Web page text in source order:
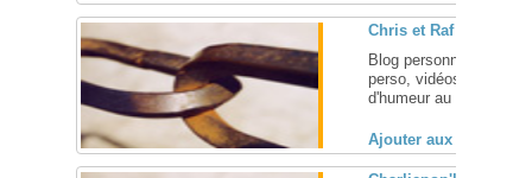
Chris et Raf
Blog personnel d'un
perso, vidéos de
d'humeur au ... [
Ajouter aux favoris